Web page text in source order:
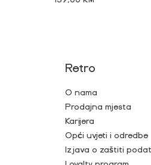
Retro
O nama
Prodajna mjesta
Karijera
Opći uvjeti i odredbe
Izjava o zaštiti